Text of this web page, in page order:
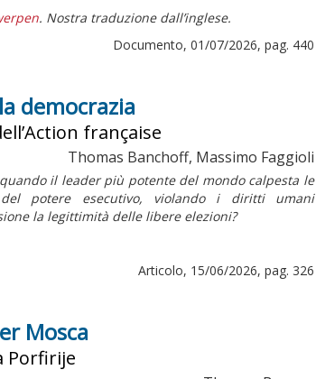
. Nostra traduzione dall’inglese.
Documento, 01/07/2026, pag. 440
democrazia
française
Thomas Banchoff, Massimo Faggioli
il leader più potente del mondo calpesta le
del potere esecutivo, violando i diritti umani
la legittimità delle libere elezioni?
Articolo, 15/06/2026, pag. 326
Mosca
Porfirije